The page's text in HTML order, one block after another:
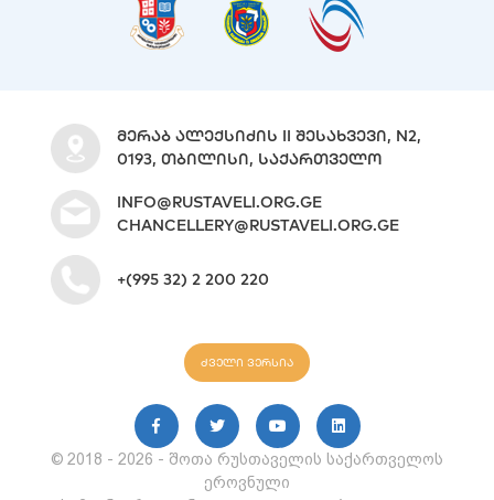
© 2018 - 2026 - შოთა რუსთაველის საქართველოს
ეროვნული
ᲛᲔᲠᲐᲑ ᲐᲚᲔᲥᲡᲘᲫᲘᲡ II ᲨᲔᲡᲐᲮᲕᲔᲕᲘ, N2,
0193, ᲗᲑᲘᲚᲘᲡᲘ, ᲡᲐᲥᲐᲠᲗᲕᲔᲚᲝ
INFO@RUSTAVELI.ORG.GE
CHANCELLERY@RUSTAVELI.ORG.GE
+(995 32) 2 200 220
ძველი ვერსია